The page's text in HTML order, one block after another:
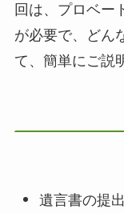
回は、プロベー
が必要で、どん
て、簡単にご説
遺言書の提